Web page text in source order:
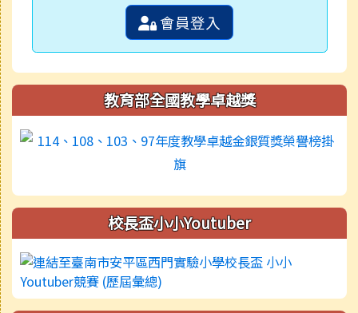
會員登入
教育部全國教學卓越獎
校長盃小小Youtuber